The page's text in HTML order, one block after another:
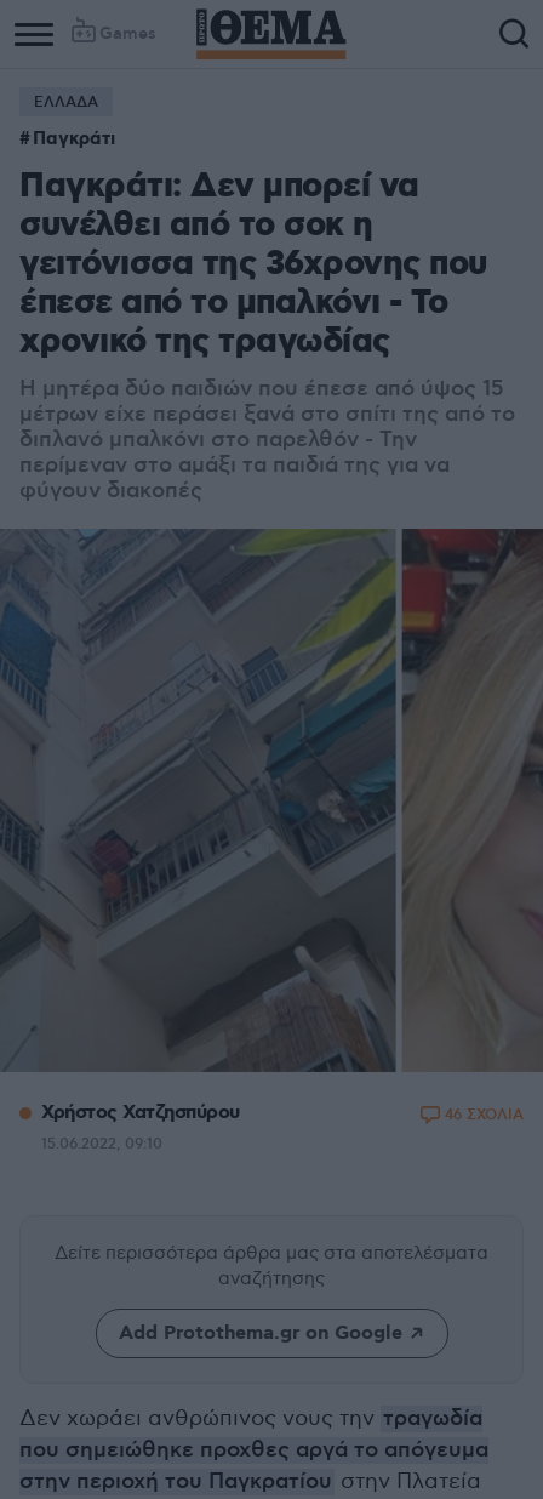
Games
ΕΛΛΑΔΑ
Παγκράτι
Παγκράτι: Δεν μπορεί να
συνέλθει από το σοκ η
γειτόνισσα της 36χρονης που
έπεσε από το μπαλκόνι - Το
χρονικό της τραγωδίας
Η μητέρα δύο παιδιών που έπεσε από ύψος 15
μέτρων είχε περάσει ξανά στο σπίτι της από το
διπλανό μπαλκόνι στο παρελθόν - Την
περίμεναν στο αμάξι τα παιδιά της για να
φύγουν διακοπές
Χρήστος Χατζησπύρου
15.06.2022, 09:10
46 ΣΧΟΛΙΑ
Δείτε περισσότερα άρθρα μας στα αποτελέσματα
αναζήτησης
Add Protothema.gr on Google
Δεν χωράει ανθρώπινος νους την τραγωδία
που σημειώθηκε προχθες αργά το απόγευμα
στην περιοχή του Παγκρατίου στην Πλατεία